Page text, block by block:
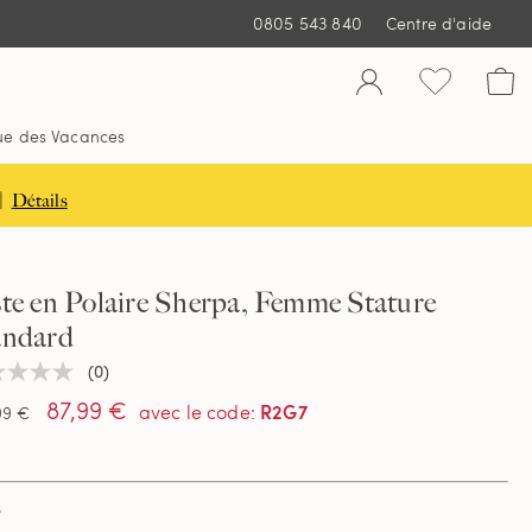
0805 543 840 Centre d'aide
des Vacances
Détails
en Polaire Sherpa, Femme Stature
(0)
€
87,99 € avec le code: R2G7